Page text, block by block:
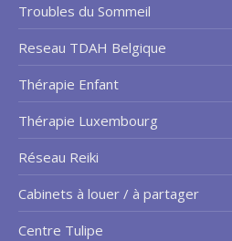
Troubles du Sommeil
Reseau TDAH Belgique
Thérapie Enfant
Thérapie Luxembourg
Réseau Reiki
Cabinets à louer / à partager
Centre Tulipe